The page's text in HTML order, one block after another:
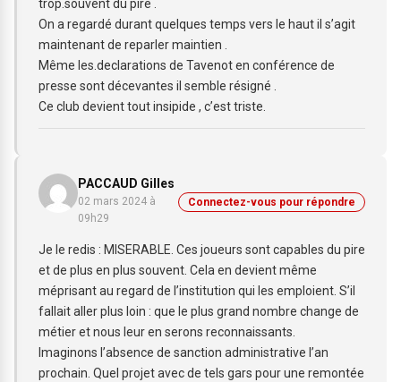
trop.souvent du pire .
On a regardé durant quelques temps vers le haut il s’agit
maintenant de reparler maintien .
Même les.declarations de Tavenot en conférence de
presse sont décevantes il semble résigné .
Ce club devient tout insipide , c’est triste.
PACCAUD Gilles
02 mars 2024 à
09h29
Connectez-vous pour répondre
Je le redis : MISERABLE. Ces joueurs sont capables du pire
et de plus en plus souvent. Cela en devient même
méprisant au regard de l’institution qui les emploient. S’il
fallait aller plus loin : que le plus grand nombre change de
métier et nous leur en serons reconnaissants.
Imaginons l’absence de sanction administrative l’an
prochain. Quel projet avec de tels gars pour une remontée